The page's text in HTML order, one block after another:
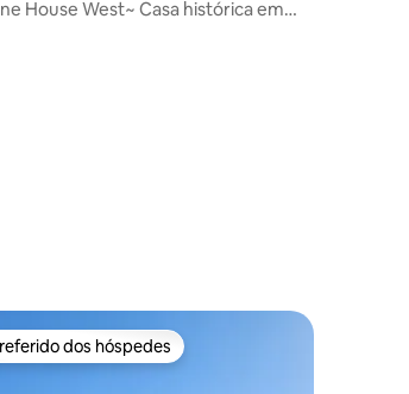
média de 5, 70 avaliações
House West~ Casa histórica em
dos hóspedes
dos hóspedes